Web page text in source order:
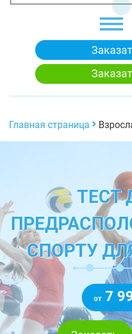
Главная страница
ТЕСТ
СПОРТУ
от 7